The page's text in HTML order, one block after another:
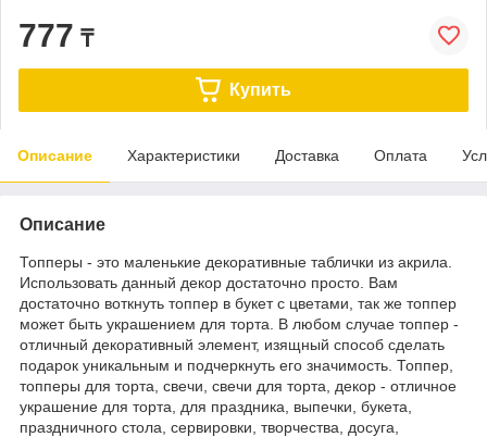
777 ₸
Купить
Описание Характеристики Доставка Оплата
Описание
Топперы - это маленькие декоративные таблички из акрила.
Использовать данный декор достаточно просто. Вам
достаточно воткнуть топпер в букет с цветами, так же топпер
может быть украшением для торта. В любом случае топпер -
отличный декоративный элемент, изящный способ сделать
подарок уникальным и подчеркнуть его значимость. Топпер,
топперы для торта, свечи, свечи для торта, декор - отличное
украшение для торта, для праздника, выпечки, букета,
праздничного стола, сервировки, творчества, досуга,